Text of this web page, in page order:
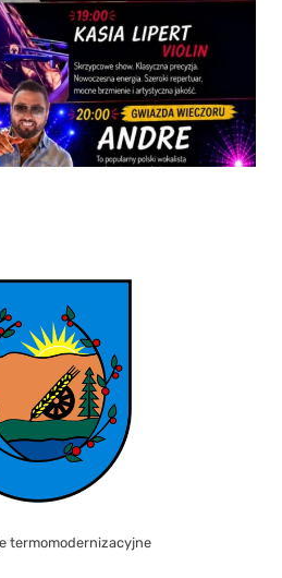
termomodernizacyjne